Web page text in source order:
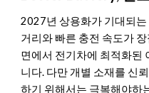
2027년 상용화가 기대되
거리와 빠른 충전 속도가
면에서 전기차에 최적화된
니다. 다만 개별 소재를 신
하기 위해서는 극복해야하